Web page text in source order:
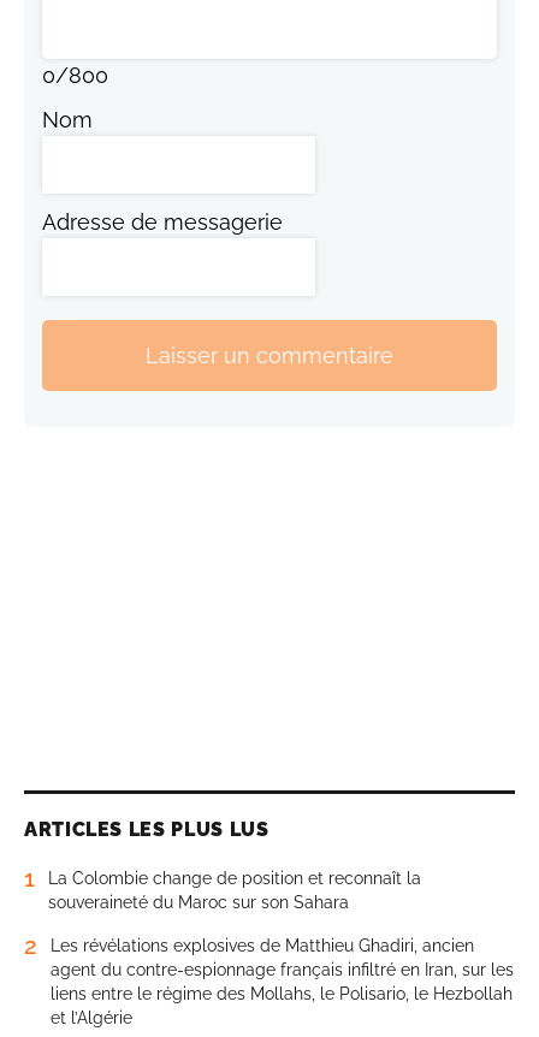
Nom
Laisser un commentaire
ARTICLES LES PLUS LUS
1
La Colombie change de position et reconnaît la
souveraineté du Maroc sur son Sahara
Les révélations explosives de Matthieu Ghadiri, ancien
agent du contre-espionnage français infiltré en Iran, sur les
liens entre le régime des Mollahs, le Polisario, le Hezbollah
et l’Algérie
«C’est notre résidence principale depuis 30 ans»: à